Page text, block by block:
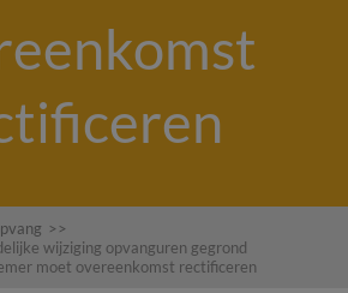
>>
wijziging opvanguren gegrond
moet overeenkomst rectificeren